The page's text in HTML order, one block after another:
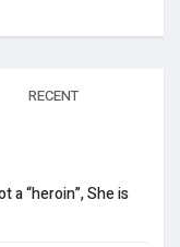
RECENT
a “heroin”, She is